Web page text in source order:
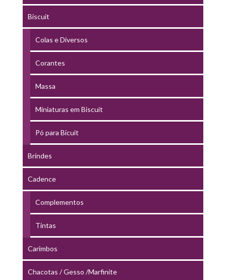
Biscuit
Colas e Diversos
Corantes
Massa
Miniaturas em Biscuit
Pó para Bicuit
Brindes
Cadence
Complementos
Tintas
Carimbos
Chacotas / Gesso /Marfinite